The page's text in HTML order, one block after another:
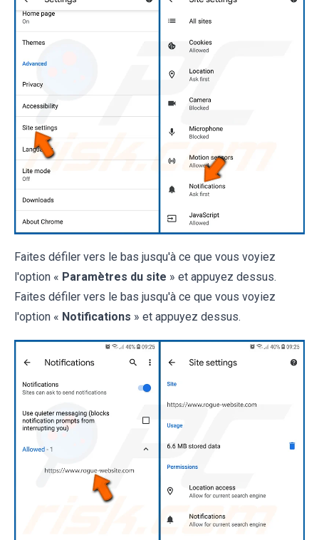
Faites défiler vers le bas jusqu'à ce que vous voyiez
l'option « Paramètres du site » et appuyez dessus.
Faites défiler vers le bas jusqu'à ce que vous voyiez
l'option « Notifications » et appuyez dessus.